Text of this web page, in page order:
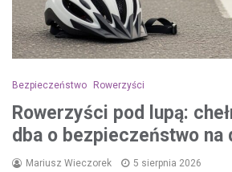
Bezpieczeństwo Rowerzyści
Rowerzyści pod lupą:
dba o bezpieczeństwo na
Mariusz Wieczorek 5 sierpnia 2026